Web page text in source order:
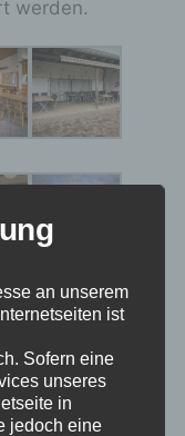
werden.
/
an unserem
ist
Sofern eine
unseres
in
jedoch eine